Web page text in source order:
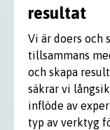
resultat
Vi är doers och
tillsammans
och skapa
säkrar vi
inflöde av
typ av verktyg